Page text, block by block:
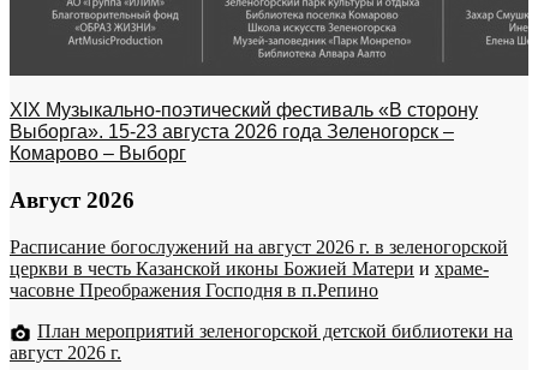
XIX Музыкально-поэтический фестиваль «В сторону
Выборга». 15-23 августа 2026 года Зеленогорск –
Комарово – Выборг
Август 2026
Расписание богослужений на август 2026 г. в зеленогорской
церкви в честь Казанской иконы Божией Матери и храме-
часовне Преображения Господня в п.Репино
План мероприятий зеленогорской детской библиотеки на
август 2026 г.